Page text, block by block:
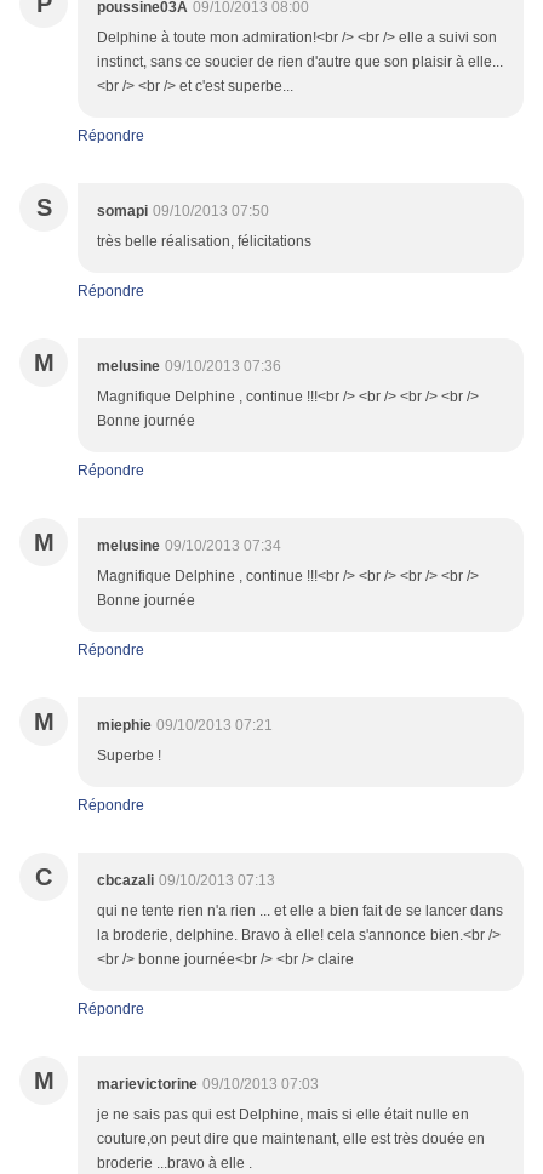
poussine03A 09/10/2013 08:00
Delphine à toute mon admiration!<br /> <br /> elle a suivi son
instinct, sans ce soucier de rien d'autre que son plaisir à elle...
<br /> <br /> et c'est superbe...
Répondre
S somapi 09/10/2013 07:50
très belle réalisation, félicitations
Répondre
M melusine 09/10/2013 07:36
Magnifique Delphine , continue !!!<br /> <br /> <br /> <br />
Bonne journée
Répondre
M melusine 09/10/2013 07:34
Magnifique Delphine , continue !!!<br /> <br /> <br /> <br />
Bonne journée
Répondre
M miephie 09/10/2013 07:21
Superbe !
Répondre
C cbcazali 09/10/2013 07:13
qui ne tente rien n'a rien ... et elle a bien fait de se lancer dans
la broderie, delphine. Bravo à elle! cela s'annonce bien.<br />
<br /> bonne journée<br /> <br /> claire
Répondre
M marievictorine 09/10/2013 07:03
je ne sais pas qui est Delphine, mais si elle était nulle en
couture,on peut dire que maintenant, elle est très douée en
broderie ...bravo à elle .